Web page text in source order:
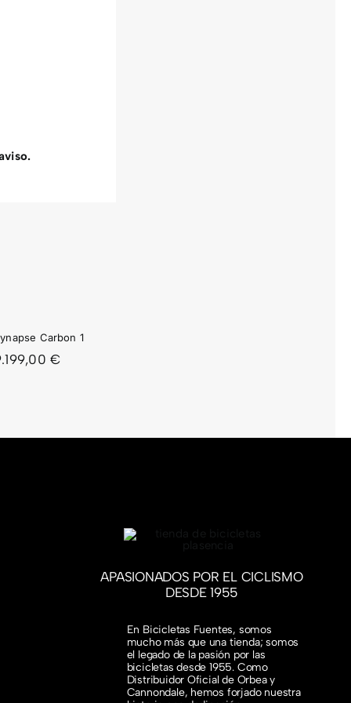
Carbon 1
€
APASIONADOS POR EL CICLISMO
DESDE 1955
En Bicicletas Fuentes, somos
mucho más que una tienda; somos
el legado de la pasión por las
bicicletas desde 1955. Como
Distribuidor Oficial de Orbea y
Cannondale, hemos forjado nuestra